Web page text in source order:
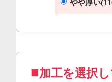
やや厚い
加工を選択